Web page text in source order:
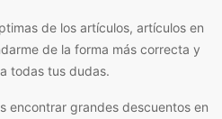
de los artículos, artículos en
de la forma más correcta y
todas tus dudas.
encontrar grandes descuentos en